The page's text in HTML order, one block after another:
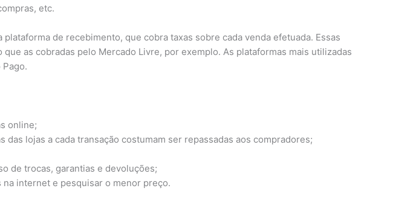
etc.
plataforma de recebimento, que cobra taxas sobre cada venda efetuada. Essas
que as cobradas pelo Mercado Livre, por exemplo. As plataformas mais utilizadas
online;
das lojas a cada transação costumam ser repassadas aos compradores;
de trocas, garantias e devoluções;
internet e pesquisar o menor preço.